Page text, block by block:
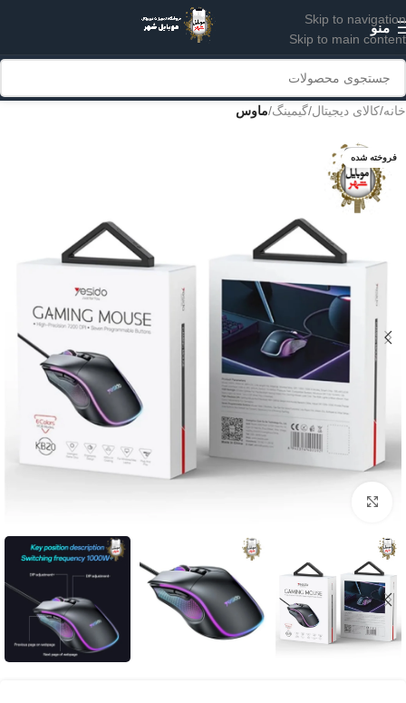
Skip to navigation
Skip to main content
منو
خانه کالای دیجیتال گیمینگ ماوس
فروخته شده